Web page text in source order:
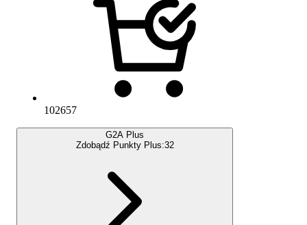
102657
G2A Plus
Zdobądź Punkty Plus:32